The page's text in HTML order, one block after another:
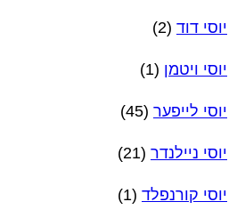
יוסי דוד (2)
יוסי ויטמן (1)
יוסי לייפער (45)
יוסי ניילנדר (21)
יוסי קורנפלד (1)